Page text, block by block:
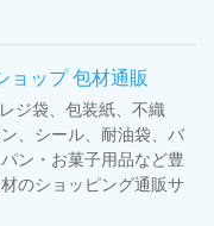
ョップ 包材通販
ジ袋、包装紙、不織
、シール、耐油袋、バ
ン・お菓子用品など豊
のショッピング通販サ